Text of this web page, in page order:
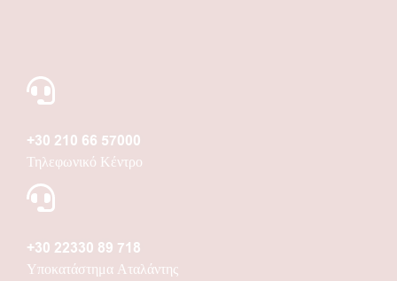
+30 210 66 57000
Τηλεφωνικό Κέντρο
+30 22330 89 718
Υποκατάστημα Αταλάντης